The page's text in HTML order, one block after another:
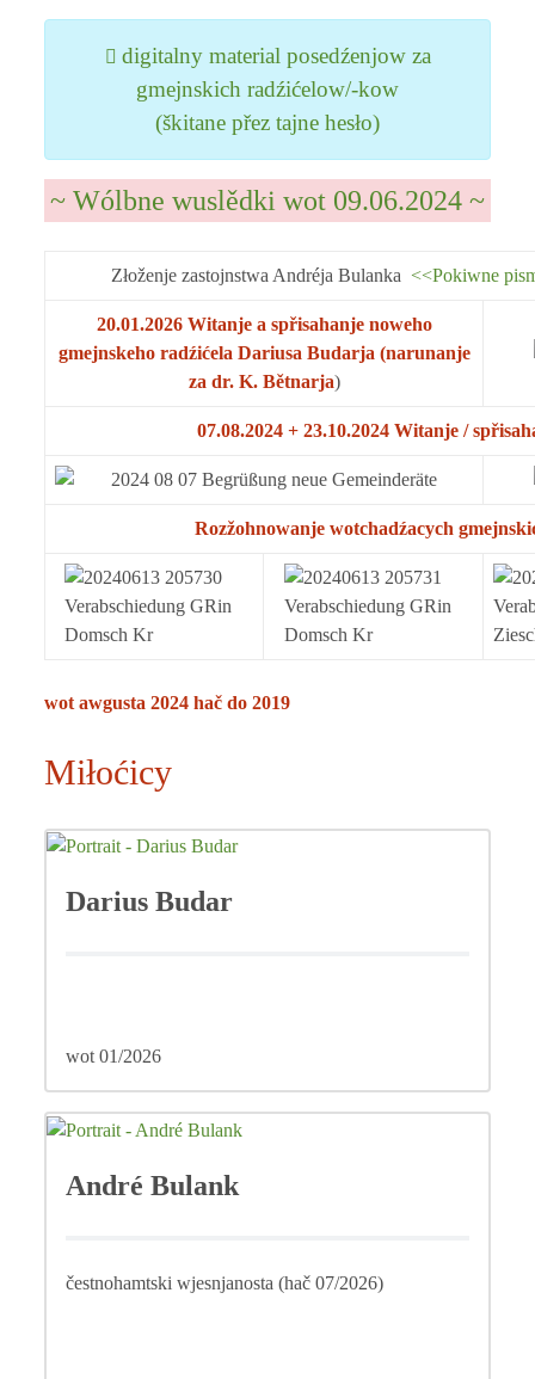
digitalny material posedźenjow za
gmejnskich radźićelow/-kow
(škitane přez tajne hesło)
~ Wólbne wuslědki wot 09.06.2024 ~
Złoženje zastojnstwa Andréja Bulanka <<Pokiwne
20.01.2026 Witanje a spřisahanje noweho
gmejnskeho radźićela Dariusa Budarja (narunanje
za dr. K. Bětnarja)
07.08.2024 + 23.10.2024 Witanje /
Rozžohnowanje wotchadźacych
wot awgusta 2024 hač do 2019
Miłoćicy
Darius Budar
wot 01/2026
André Bulank
čestnohamtski wjesnjanosta (hač 07/2026)